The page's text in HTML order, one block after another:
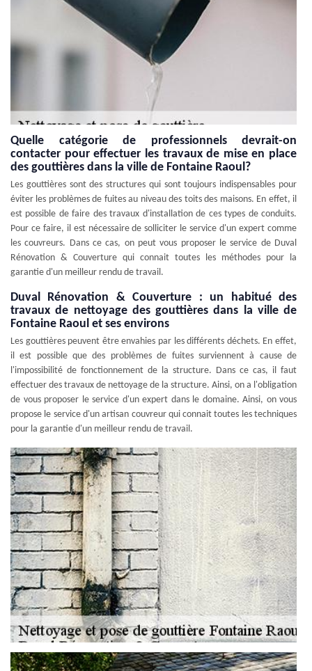
Quelle catégorie de professionnels devrait-on
contacter pour effectuer les travaux de mise en place
des gouttières dans la ville de Fontaine Raoul?
Les gouttières sont des structures qui sont toujours indispensables pour
éviter les problèmes de fuites au niveau des toits des maisons. En effet, il
est possible de faire des travaux d'installation de ces types de conduits.
Pour ce faire, il est nécessaire de solliciter le service d'un expert comme
les couvreurs. Dans ce cas, on peut vous proposer le service de Duval
Rénovation & Couverture qui connait toutes les méthodes pour la
garantie d'un meilleur rendu de travail.
Duval Rénovation & Couverture : un habitué des
travaux de nettoyage des gouttières dans la ville de
Fontaine Raoul et ses environs
Les gouttières peuvent être envahies par les différents déchets. En effet,
il est possible que des problèmes de fuites surviennent à cause de
l'impossibilité de fonctionnement de la structure. Dans ce cas, il faut
effectuer des travaux de nettoyage de la structure. Ainsi, on a l'obligation
de vous proposer le service d'un expert dans le domaine. Ainsi, on vous
propose le service d'un artisan couvreur qui connait toutes les techniques
pour la garantie d'un meilleur rendu de travail.